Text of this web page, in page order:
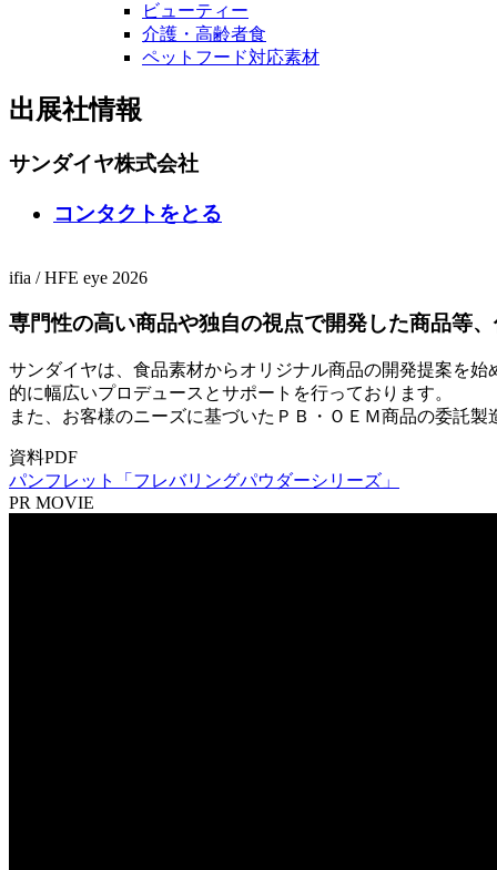
ビューティー
介護・高齢者食
ペットフード対応素材
出展社情報
サンダイヤ株式会社
コンタクトをとる
ifia / HFE eye 2026
専門性の高い商品や独自の視点で開発した商品等
サンダイヤは、食品素材からオリジナル商品の開発提案を
的に幅広いプロデュースとサポートを行っております。
また、お客様のニーズに基づいたＰＢ・ＯＥＭ商品の委託
資料PDF
パンフレット「フレバリングパウダーシリーズ」
PR MOVIE